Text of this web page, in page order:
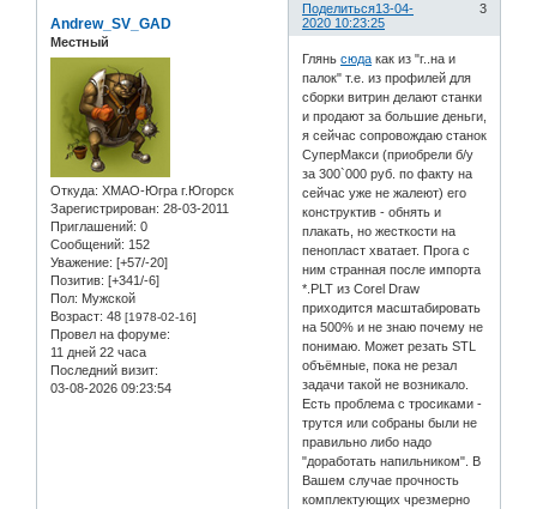
Поделиться 3
13-04-
2020 10:23:25
Andrew_SV_GAD
Местный
Откуда: ХМАО-Югра г.Югорск
Зарегистрирован: 28-03-2011
Приглашений: 0
Сообщений: 152
Уважение: [+57/-20]
Позитив: [+341/-6]
Пол: Мужской
Возраст: 48 [1978-02-16]
Провел на форуме:
11 дней 22 часа
Последний визит:
03-08-2026 09:23:54
Гляньсюда как из "г..на и
палок" т.е. из профилей для
сборки витрин делают станки
и продают за большие деньги,
я сейчас сопровождаю станок
СуперМакси (приобрели б/у
за 300`000 руб. по факту на
сейчас уже не жалеют) его
конструктив - обнять и
плакать, но жесткости на
пенопласт хватает. Прога с
ним странная после импорта
*.PLT из Corel Draw
приходится масштабировать
на 500% и не знаю почему не
понимаю. Может резать STL
объёмные, пока не резал
задачи такой не возникало.
Есть проблема с тросиками -
трутся или собраны были не
правильно либо надо
"доработать напильником". В
Вашем случае прочность
комплектующих чрезмерно